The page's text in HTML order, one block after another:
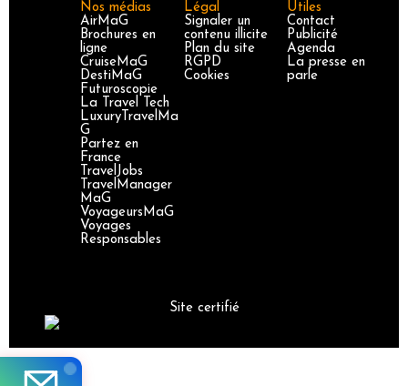
Nos médias
AirMaG
Brochures en
ligne
CruiseMaG
DestiMaG
Futuroscopie
La Travel Tech
LuxuryTravelMa
G
Partez en
France
TravelJobs
TravelManager
MaG
VoyageursMaG
Voyages
Responsables
Légal
Signaler un
contenu illicite
Plan du site
RGPD
Cookies
Utiles
Contact
Publicité
Agenda
La presse en
parle
Site certifié